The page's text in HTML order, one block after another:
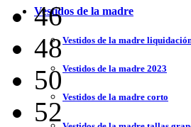
Vestidos de la madre
Vestidos de la madre
Vestidos de la madre 2023
Vestidos de la madre corto
46
48
50
52